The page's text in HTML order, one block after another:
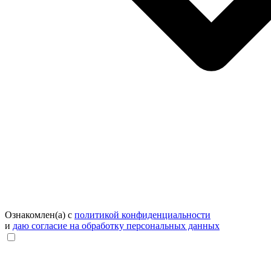
Ознакомлен(а) с политикой конфиденциальности
и даю согласие на обработку персональных данных